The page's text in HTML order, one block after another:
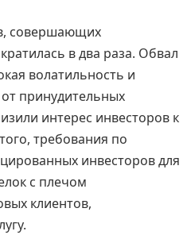
совершающих
в два раза. Обвал
волатильность и
принудительных
интерес инвесторов к
требования по
инвесторов для
с плечом
клиентов,